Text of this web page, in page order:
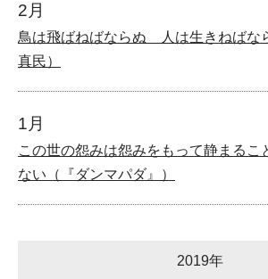
2月
鳥は飛ばねばならぬ 人は生きねばな
真民）
1月
この世の怨みは怨みをもって静まるこ
ない（『ダンマパダ』）
2019年